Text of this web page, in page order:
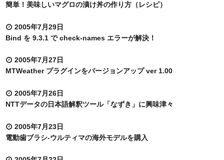
簡単！美味しいマグロの漬け丼の作り方（レシピ）
2005年7月29日
Bind を 9.3.1 で check-names エラーが解決！
2005年7月27日
MTWeather プラグインをバージョンアップ ver 1.00
2005年7月26日
NTTデータの日本語解釈ツール「なずき」に興味津々
2005年7月23日
電動歯ブラシ-ウルティマの海外モデルを購入